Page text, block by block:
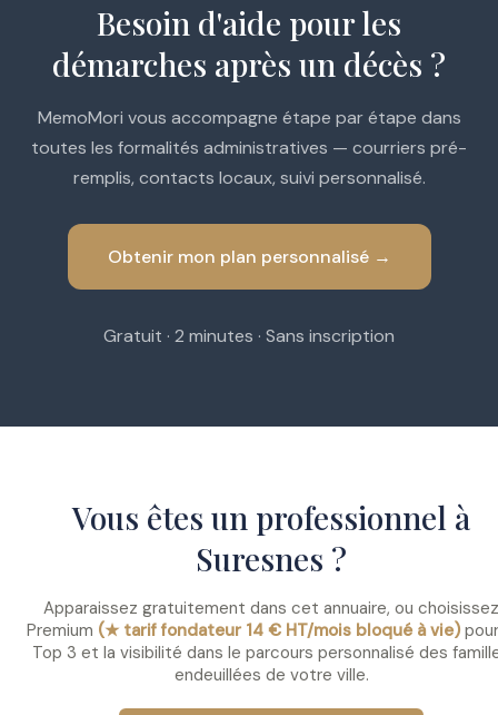
Besoin d'aide pour les
démarches après un décès ?
MemoMori vous accompagne étape par étape dans
toutes les formalités administratives — courriers pré-
remplis, contacts locaux, suivi personnalisé.
Obtenir mon plan personnalisé →
Gratuit · 2 minutes · Sans inscription
Vous êtes un professionnel à
Suresnes ?
Apparaissez gratuitement dans cet annuaire, ou choisissez
Premium (★ tarif fondateur 14 € HT/mois bloqué à vie)
Top 3 et la visibilité dans le parcours personnalisé des
endeuillées de votre ville.